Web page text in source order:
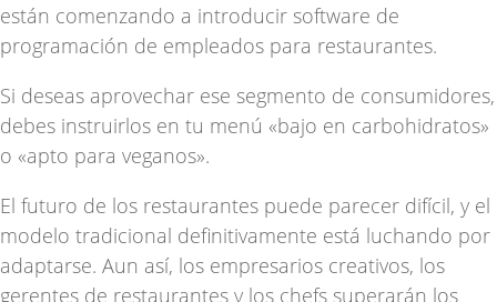
están comenzando a introducir software de
programación de empleados para restaurantes.
Si deseas aprovechar ese segmento de consumidores,
debes instruirlos en tu menú «bajo en carbohidratos»
o «apto para veganos».
El futuro de los restaurantes puede parecer difícil, y el
modelo tradicional definitivamente está luchando por
adaptarse. Aun así, los empresarios creativos, los
gerentes de restaurantes y los chefs superarán los